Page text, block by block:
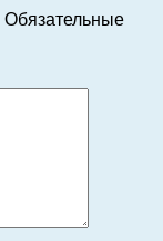
Обязательные